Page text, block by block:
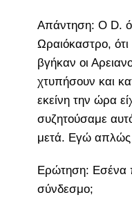
Απάντηση: Ο D.
Ωραιόκαστρο, ότι
βγήκαν οι
χτυπήσουν και
εκείνη την ώρα
συζητούσαμε
μετά. Εγώ απλώς
Ερώτηση: Εσένα
σύνδεσμο;